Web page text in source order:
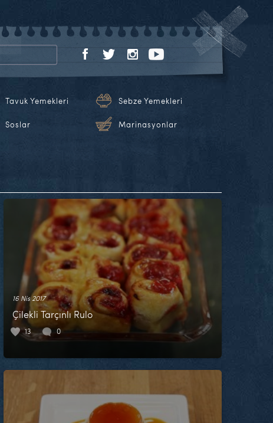
Tavuk Yemekleri Sebze Yemekleri
Soslar Marinasyonlar
16 Nis 2017
Çilekli Tarçınlı Rulo
13 0